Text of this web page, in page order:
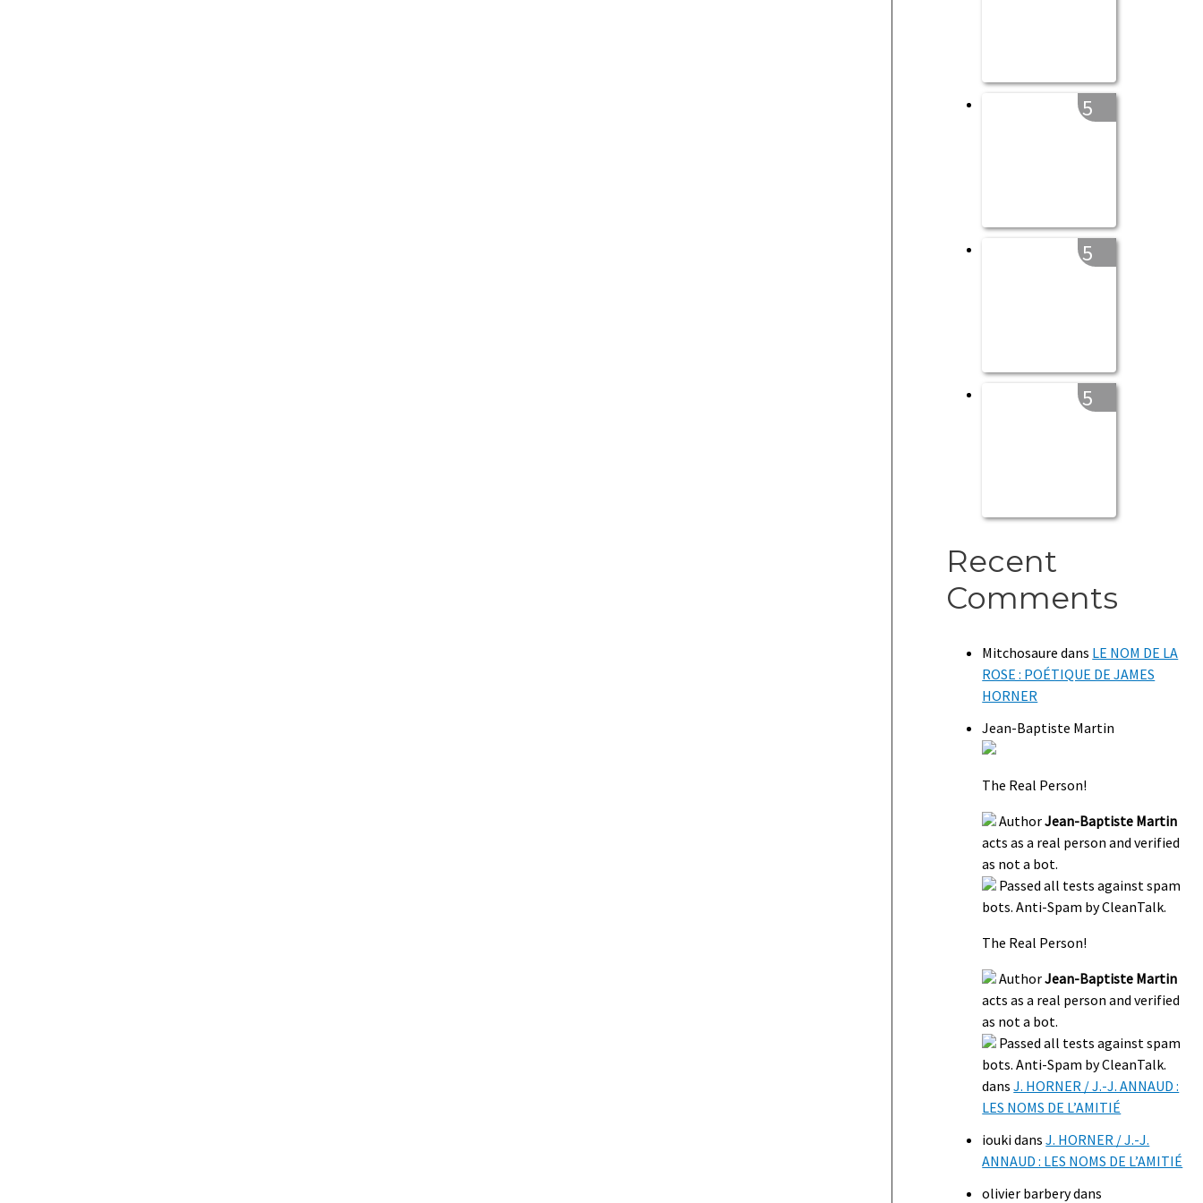
5
5
5
Recent
Comments
Mitchosaure dans LE NOM DE LA
ROSE : POÉTIQUE DE JAMES
HORNER
Jean-Baptiste Martin
The Real Person!
AuthorJean-Baptiste Martin
acts as a real person and verified
as not a bot.
Passed all tests against spam
bots. Anti-Spam by CleanTalk.
The Real Person!
AuthorJean-Baptiste Martin
acts as a real person and verified
as not a bot.
Passed all tests against spam
bots. Anti-Spam by CleanTalk.
dansJ. HORNER / J.-J. ANNAUD :
LES NOMS DE L’AMITIÉ
ioukidansJ. HORNER / J.-J.
ANNAUD : LES NOMS DE L’AMITIÉ
olivier barberydans